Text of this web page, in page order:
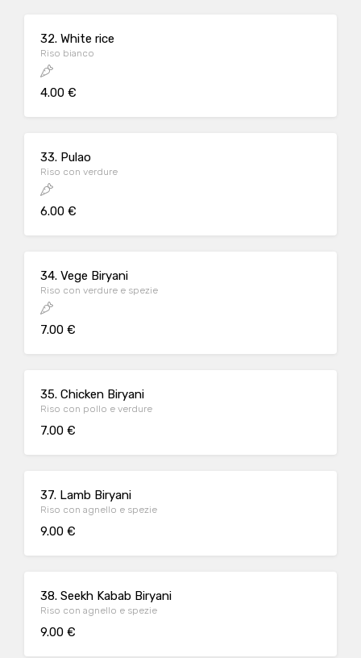
32. White rice
Riso bianco
4.00 €
33. Pulao
Riso con verdure
6.00 €
34. Vege Biryani
Riso con verdure e spezie
7.00 €
35. Chicken Biryani
Riso con pollo e verdure
7.00 €
37. Lamb Biryani
Riso con agnello e spezie
9.00 €
38. Seekh Kabab Biryani
Riso con agnello e spezie
9.00 €